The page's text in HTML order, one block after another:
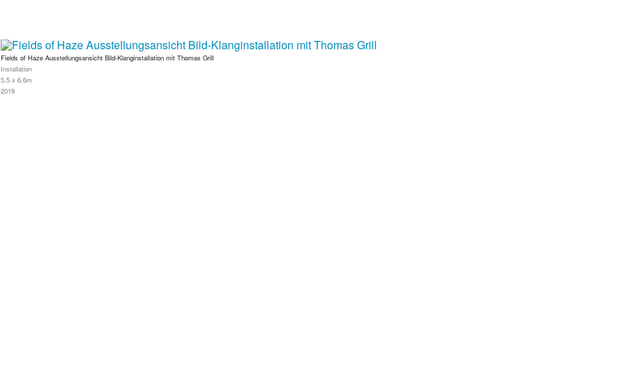
Fields of Haze Ausstellungsansicht Bild-Klanginstallation mit Thomas Grill
Installation
5,5 x 6,6m
2019